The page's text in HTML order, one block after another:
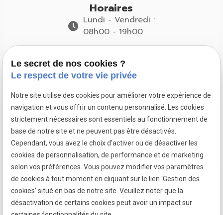
Horaires
Lundi - Vendredi :
08h00 - 19h00
Suivez-nous
Pose de
fenêtres à
Dardilly
Pose de
fenêtres à
Francheville
Pose de
fenêtres à
Limonest
Mentions
légales
Politique de
confidentialité
Gestion
des
cookies
Plan du
Le secret de nos cookies ?
Le respect de votre vie privée
Notre site utilise des cookies pour améliorer votre expérience de
navigation et vous offrir un contenu personnalisé. Les cookies
strictement nécessaires sont essentiels au fonctionnement de
base de notre site et ne peuvent pas être désactivés.
Cependant, vous avez le choix d'activer ou de désactiver les
cookies de personnalisation, de performance et de marketing
selon vos préférences. Vous pouvez modifier vos paramètres
de cookies à tout moment en cliquant sur le lien 'Gestion des
cookies' situé en bas de notre site. Veuillez noter que la
désactivation de certains cookies peut avoir un impact sur